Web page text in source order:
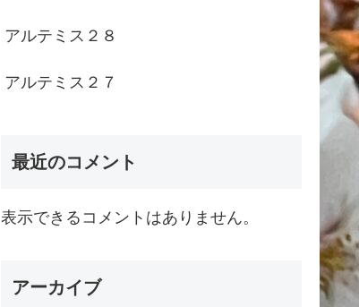
アルテミス２８
アルテミス２７
最近のコメント
表示できるコメントはありません。
アーカイブ